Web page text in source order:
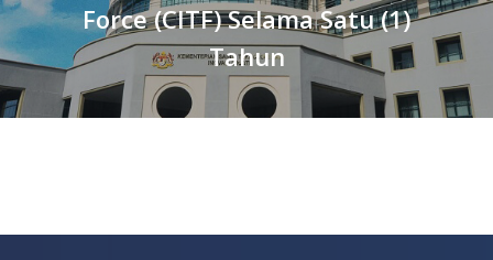
Force (CITF) Selama Satu (1)
Tahun